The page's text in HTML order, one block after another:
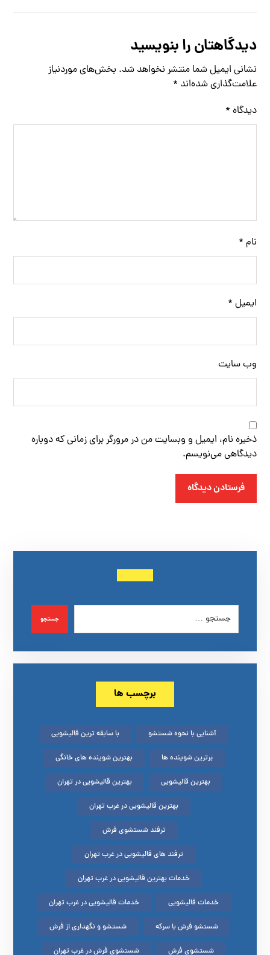
دیدگاهتان را بنویسید
نشانی ایمیل شما منتشر نخواهد شد. بخش‌های موردنیاز
علامت‌گذاری شده‌اند *
دیدگاه *
نام *
ایمیل *
وب‌ سایت
ذخیره نام، ایمیل و وبسایت من در مرورگر برای زمانی که دوباره
دیدگاهی می‌نویسم.
فرستادن دیدگاه
جستجو
برچسب ها
آشنایی با نحوه شستشو با سابقه ترین قالیشویی
برترین شوینده ها بهترین شوینده های خانگی
بهترین قالیشویی بهترین قالیشویی در تهران
بهترین قالیشویی در غرب تهران
ترفند شستشوی فرش
ترفند های قالیشویی در غرب تهران
خدمات بهترین قالیشویی در غرب تهران
خدمات قالیشویی خدمات قالیشویی در غرب تهران
شستشو فرش با سرکه شستشو و نگهداری از فرش
شستشوی فرش شستشوی فرش در غرب تهران